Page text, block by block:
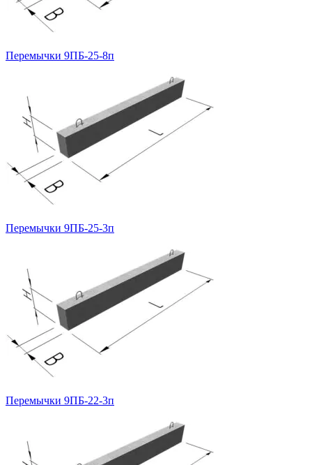
Перемычки 9ПБ-25-8п
Перемычки 9ПБ-25-3п
Перемычки 9ПБ-22-3п